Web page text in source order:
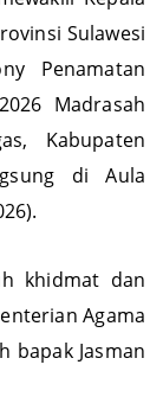
Kepala
Sulawesi
Penamatan
Madrasah
Kabupaten
di Aula
khidmat dan
Agama
Jasman